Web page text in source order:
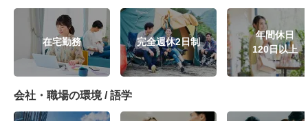
在宅勤務 完全週休2日制
年間休日
120日以上
会社・職場の環境 / 語学